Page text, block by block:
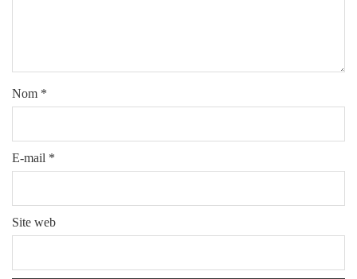
Nom *
E-mail *
Site web